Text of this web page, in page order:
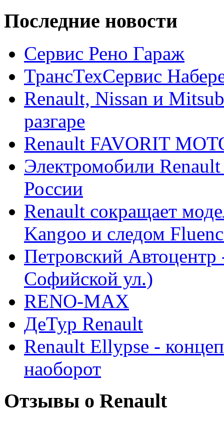
Последние новости
Сервис Рено Гараж
ТрансТехСервис
Renault, Nissan и
разгаре
Renault FAVORIT
Электромобили
России
Renault сокращает
Kangoo и следом
Петровский
Софийской ул.)
RENO-MAX
ДеТур Renault
Renault Ellypse -
наоборот
Отзывы о Renault